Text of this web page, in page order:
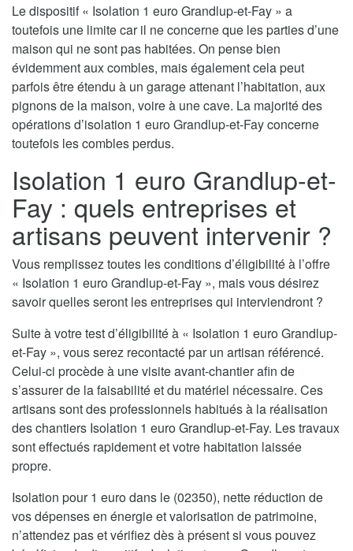
Le dispositif « Isolation 1 euro Grandlup-et-Fay » a
toutefois une limite car il ne concerne que les parties d’une
maison qui ne sont pas habitées. On pense bien
évidemment aux combles, mais également cela peut
parfois être étendu à un garage attenant l’habitation, aux
pignons de la maison, voire à une cave. La majorité des
opérations d’isolation 1 euro Grandlup-et-Fay concerne
toutefois les combles perdus.
Isolation 1 euro Grandlup-et-
Fay : quels entreprises et
artisans peuvent intervenir ?
Vous remplissez toutes les conditions d’éligibilité à l’offre
« Isolation 1 euro Grandlup-et-Fay », mais vous désirez
savoir quelles seront les entreprises qui interviendront ?
Suite à votre test d’éligibilité à « Isolation 1 euro Grandlup-
et-Fay », vous serez recontacté par un artisan référencé.
Celui-ci procède à une visite avant-chantier afin de
s’assurer de la faisabilité et du matériel nécessaire. Ces
artisans sont des professionnels habitués à la réalisation
des chantiers Isolation 1 euro Grandlup-et-Fay. Les travaux
sont effectués rapidement et votre habitation laissée
propre.
Isolation pour 1 euro dans le (02350), nette réduction de
vos dépenses en énergie et valorisation de patrimoine,
n’attendez pas et vérifiez dès à présent si vous pouvez